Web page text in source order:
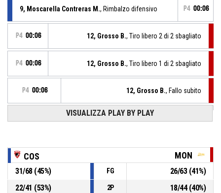
9, Moscarella Contreras M., Rimbalzo difensivo P4 00:06
P4 00:06 12, Grosso B., Tiro libero 2 di 2 sbagliato
P4 00:06 12, Grosso B., Tiro libero 1 di 2 sbagliato
P4 00:06 12, Grosso B., Fallo subito
, Fallo personale
22, Obaseki D., Rimbalzo offensivo
P4
00:08
8, Pellegrini M.,
BASKETBALL_ACTION_2PT_PULLUPJUMPSHOT sbagliato
VISUALIZZA PLAY BY PLAY
COS MON
31/68(45%) FG 26/63(41%)
22/41 (53%) 2P 18/44(40%)